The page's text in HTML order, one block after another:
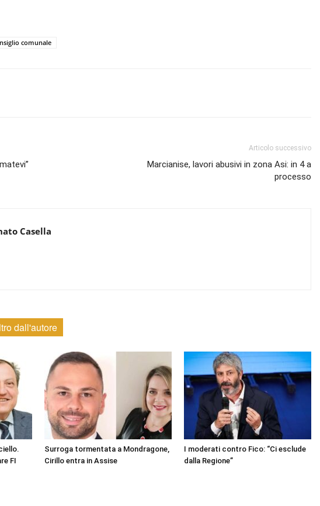
comunale
Articolo successivo
Marcianise, lavori abusivi in zona Asi: in 4 a
processo
Casella
dall'autore
FI
Surroga tormentata a Mondragone,
Cirillo entra in Assise
I moderati contro Fico: “Ci esclude
dalla Regione”